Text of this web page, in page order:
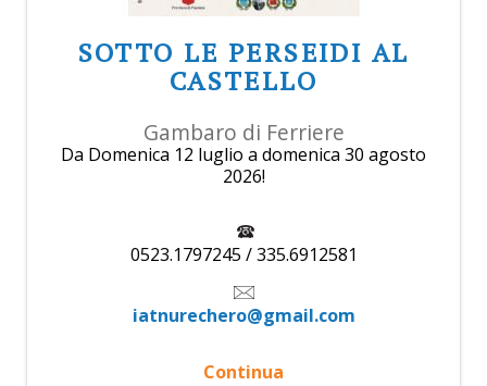
SOTTO LE PERSEIDI AL
CASTELLO
Gambaro di Ferriere
Da Domenica 12 luglio a domenica 30 agosto
2026!
0523.1797245 / 335.6912581
iatnurechero@gmail.com
Continua